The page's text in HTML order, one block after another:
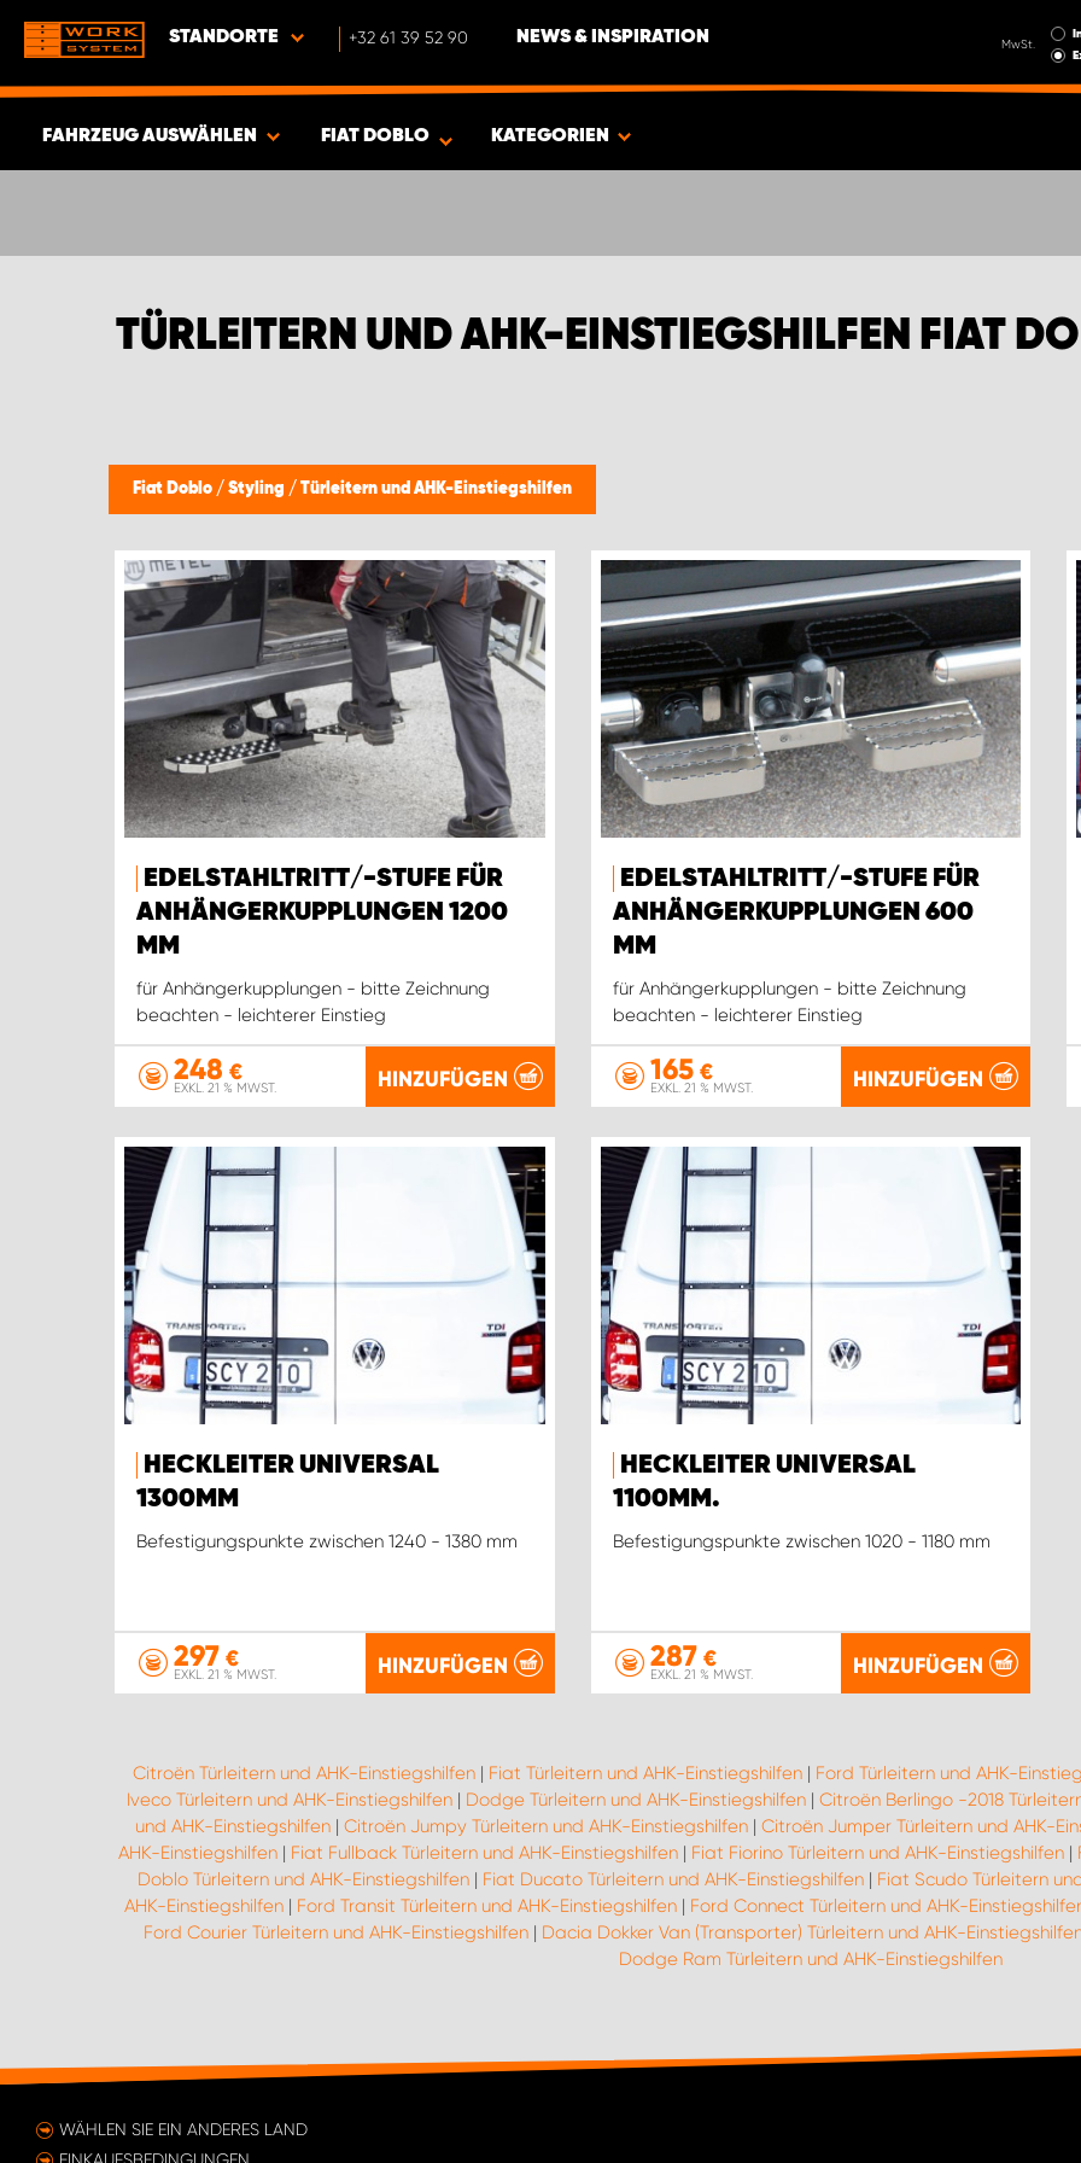
STANDORTE +32 61 39 52 90 NEWS & INSPIRATION MwSt.
FAHRZEUG AUSWÄHLEN
ARTIKEL
FIAT DOBLO KATEGORIEN
TÜRLEITERN UND AHK-EINSTIEGSHILFEN FIAT
Fiat Doblo / Styling / Türleitern und AHK-Einstiegshilfen
EDELSTAHLTRITT/-STUFE FÜR
ANHÄNGERKUPPLUNGEN 1200
MM
für Anhängerkupplungen - bitte Zeichnung
beachten - leichterer Einstieg
248 €
EXKL. 21 % MWST. HINZUFÜGEN
EDELSTAHLTRITT/-STUFE FÜR
ANHÄNGERKUPPLUNGEN 600
MM
für Anhängerkupplungen - bitte Zeichnung
beachten - leichterer Einstieg
165€
EXKL. 21 % MWST. HINZUFÜGEN
HECKLEITER UNIVERSAL
1300MM
Befestigungspunkte zwischen 1240 - 1380 mm
297 €
EXKL. 21 % MWST. HINZUFÜGEN
HECKLEITER UNIVERSAL
1100MM.
Befestigungspunkte zwischen 1020 - 1180 mm
287€
EXKL. 21 % MWST. HINZUFÜGEN
Citroën Türleitern und AHK-Einstiegshilfen | Fiat Türleitern und AHK-Einstiegshilfen | Ford Türleitern und AHK-
Iveco Türleitern und AHK-Einstiegshilfen | Dodge Türleitern und AHK-Einstiegshilfen | Citroën Berlingo -2018
und AHK-Einstiegshilfen| Citroën Jumpy Türleitern und AHK-Einstiegshilfen| Citroën Jumper Türleitern und AHK-
AHK-Einstiegshilfen| Fiat Fullback Türleitern und AHK-Einstiegshilfen| Fiat Fiorino Türleitern und AHK-Einstiegshilfen|
Doblo Türleitern und AHK-Einstiegshilfen | Fiat Ducato Türleitern und AHK-Einstiegshilfen | Fiat Scudo Türleitern
AHK-Einstiegshilfen | Ford Transit Türleitern und AHK-Einstiegshilfen | Ford Connect Türleitern und AHK-
Ford Courier Türleitern und AHK-Einstiegshilfen | Dacia Dokker Van (Transporter) Türleitern und AHK-
Dodge Ram Türleitern und AHK-Einstiegshilfen
WÄHLEN SIE EIN ANDERES LAND